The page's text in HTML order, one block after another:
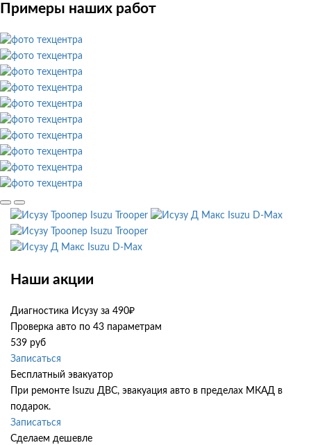
Примеры наших работ
Isuzu Trooper
Isuzu D-Max
Isuzu Trooper
Isuzu D-Max
Наши акции
Диагностика Исузу за 490₽
Проверка авто по 43 параметрам
539 руб
Записаться
Бесплатный эвакуатор
При ремонте Isuzu ДВС, эвакуация авто в пределах МКАД в
подарок.
Записаться
Сделаем дешевле